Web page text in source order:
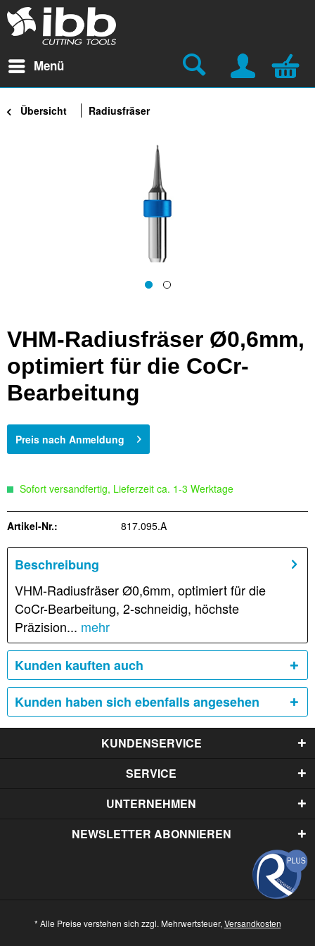
Menü
Übersicht Radiusfräser
VHM-Radiusfräser Ø0,6mm,
optimiert für die CoCr-
Bearbeitung
Preis nach Anmeldung
Sofort versandfertig, Lieferzeit ca. 1-3 Werktage
Artikel-Nr.: 817.095.A
Beschreibung
VHM-Radiusfräser Ø0,6mm, optimiert für die
CoCr-Bearbeitung, 2-schneidig, höchste
Präzision... mehr
Kunden kauften auch
Kunden haben sich ebenfalls angesehen
KUNDENSERVICE
SERVICE
UNTERNEHMEN
NEWSLETTER ABONNIEREN
* Alle Preise verstehen sich zzgl. Mehrwertsteuer, Versandkosten